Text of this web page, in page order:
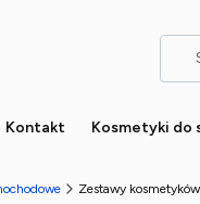
Kontakt Kosmetyki do
Zestawy kosmetyków